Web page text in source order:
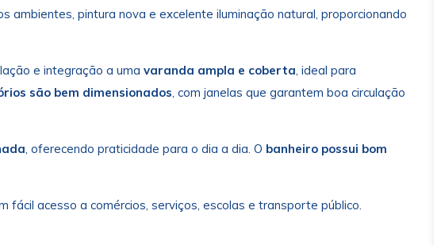
ambientes, pintura nova e excelente iluminação natural, proporcionando
e integração a uma varanda ampla e coberta , ideal para
são bem dimensionados , com janelas que garantem boa circulação
, oferecendo praticidade para o dia a dia. O banheiro possui bom
fácil acesso a comércios, serviços, escolas e transporte público.